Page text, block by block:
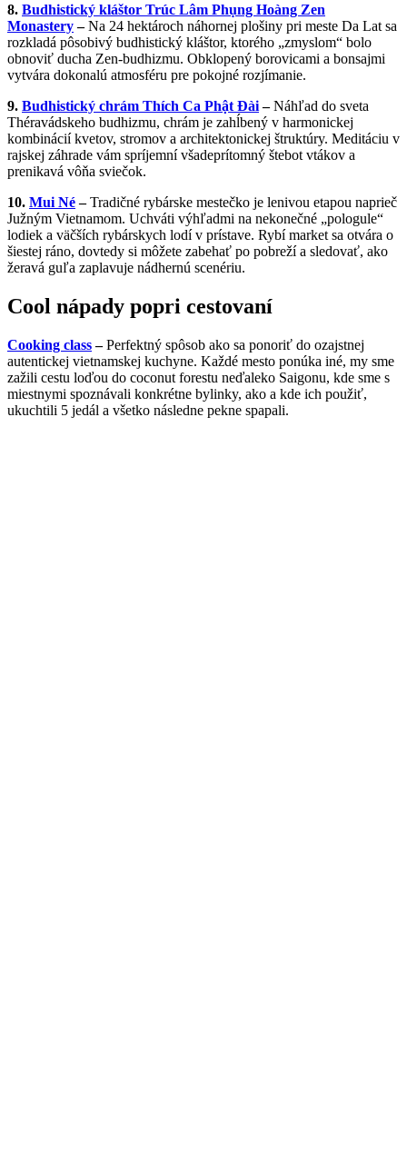
8. Budhistický kláštor Trúc Lâm Phụng Hoàng Zen
Monastery –Na 24 hektároch náhornej plošiny pri meste Da Lat sa
rozkladá pôsobivý budhistický kláštor, ktorého „zmyslom“ bolo
obnoviť ducha Zen-budhizmu. Obklopený borovicami a bonsajmi
vytvára dokonalú atmosféru pre pokojné rozjímanie.
9. Budhistický chrám Thích Ca Phật Đài –Náhľad do sveta
Théravádskeho budhizmu, chrám je zahĺbený v harmonickej
kombinácií kvetov, stromov a architektonickej štruktúry. Meditáciu v
rajskej záhrade vám spríjemní všadeprítomný štebot vtákov a
prenikavá vôňa sviečok.
10. Mui Né –Tradičné rybárske mestečko je lenivou etapou naprieč
Južným Vietnamom. Uchváti výhľadmi na nekonečné „pologule“
lodiek a väčších rybárskych lodí v prístave. Rybí market sa otvára o
šiestej ráno, dovtedy si môžete zabehať po pobreží a sledovať, ako
žeravá guľa zaplavuje nádhernú scenériu.
Cool nápady popri cestovaní
Cooking class–Perfektný spôsob ako sa ponoriť do ozajstnej
autentickej vietnamskej kuchyne. Každé mesto ponúka iné, my sme
zažili cestu loďou do coconut forestu neďaleko Saigonu, kde sme s
miestnymi spoznávali konkrétne bylinky, ako a kde ich použiť,
ukuchtili 5 jedál a všetko následne pekne spapali.